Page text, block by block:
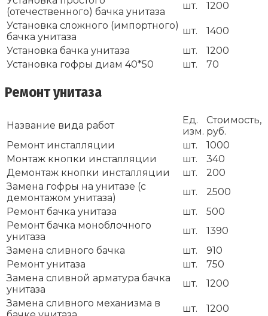
(отечественного) бачка унитаза
шт.
1200
Установка сложного (импортного)
бачка унитаза
шт.
1400
Установка бачка унитаза
шт.
1200
Установка гофры диам 40*50
шт. 70
Ремонт унитаза
Название вида работ
Ед.
изм.
Стоимость,
руб.
Ремонт инсталляции
шт.
1000
Монтаж кнопки инсталляции
шт.
340
Демонтаж кнопки инсталляции
шт.
200
Замена гофры на унитазе (с
демонтажом унитаза)
шт.
2500
Ремонт бачка унитаза
шт.
500
Ремонт бачка моноблочного
унитаза
шт.
1390
Замена сливного бачка
шт.
910
Ремонт унитаза
шт.
750
Замена сливной арматура бачка
унитаза
шт.
1200
Замена сливного механизма в
шт. 1200